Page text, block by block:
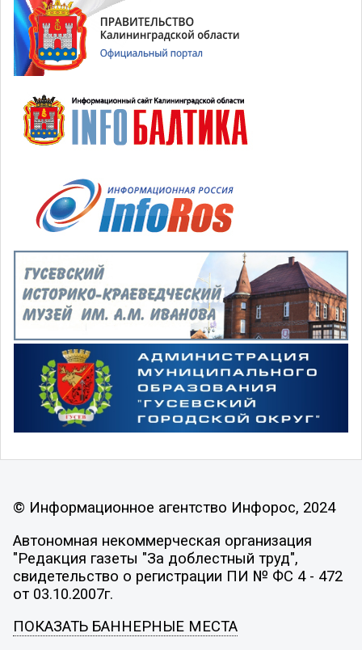
© Информационное агентство Инфорос, 2024
Автономная некоммерческая организация
"Редакция газеты "За доблестный труд",
свидетельство о регистрации ПИ № ФС 4 - 472
от 03.10.2007г.
ПОКАЗАТЬ БАННЕРНЫЕ МЕСТА